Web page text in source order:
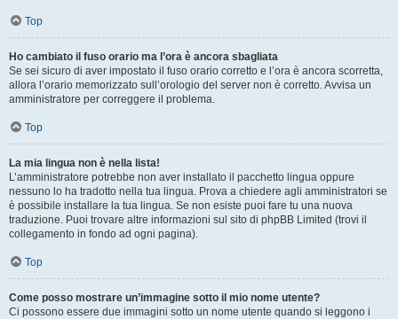
Top
Ho cambiato il fuso orario ma l’ora è ancora sbagliata
Se sei sicuro di aver impostato il fuso orario corretto e l’ora è ancora scorretta,
allora l’orario memorizzato sull’orologio del server non è corretto. Avvisa un
amministratore per correggere il problema.
Top
La mia lingua non è nella lista!
L’amministratore potrebbe non aver installato il pacchetto lingua oppure
nessuno lo ha tradotto nella tua lingua. Prova a chiedere agli amministratori se
è possibile installare la tua lingua. Se non esiste puoi fare tu una nuova
traduzione. Puoi trovare altre informazioni sul sito di phpBB Limited (trovi il
collegamento in fondo ad ogni pagina).
Top
Come posso mostrare un’immagine sotto il mio nome utente?
Ci possono essere due immagini sotto un nome utente quando si leggono i